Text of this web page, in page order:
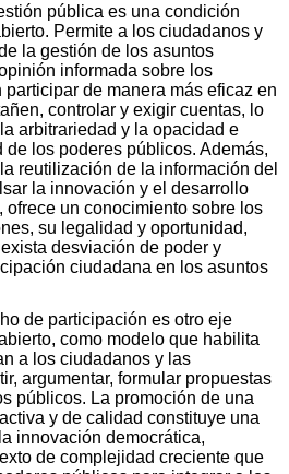
pública es una condición
Permite a los ciudadanos y
la gestión de los asuntos
informada sobre los
de manera más eficaz en
controlar y exigir cuentas, lo
arbitrariedad y la opacidad e
los poderes públicos. Además,
reutilización de la información del
la innovación y el desarrollo
un conocimiento sobre los
su legalidad y oportunidad,
desviación de poder y
ciudadana en los asuntos
de participación es otro eje
como modelo que habilita
a los ciudadanos y las
argumentar, formular propuestas
públicos. La promoción de una
y de calidad constituye una
innovación democrática,
de complejidad creciente que